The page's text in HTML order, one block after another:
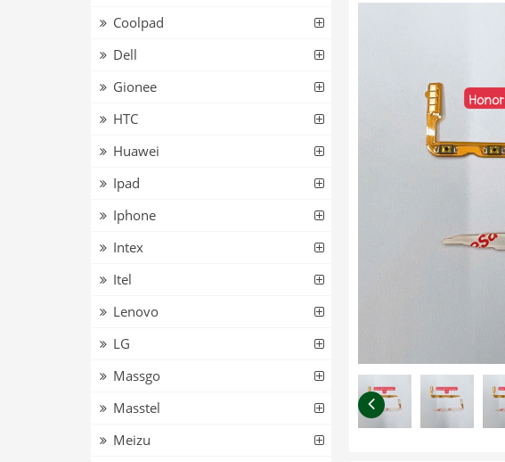
Coolpad
Dell
Gionee
HTC
Huawei
Ipad
Iphone
Intex
Itel
Lenovo
LG
Massgo
Masstel
Meizu